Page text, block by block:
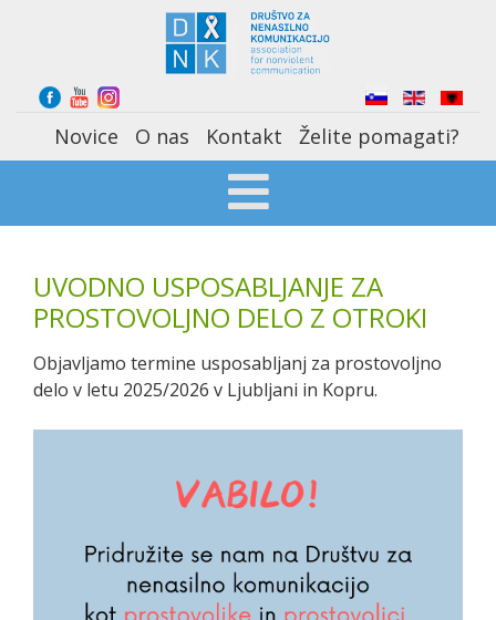
Select your language
Novice O nas Kontakt Želite pomagati?
UVODNO USPOSABLJANJE ZA
PROSTOVOLJNO DELO Z OTROKI
Objavljamo termine usposabljanj za prostovoljno
delo v letu 2025/2026 v Ljubljani in Kopru.